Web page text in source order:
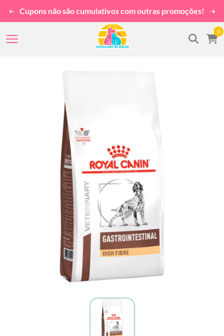
Cupons não são cumulativos com outras promoções!
0